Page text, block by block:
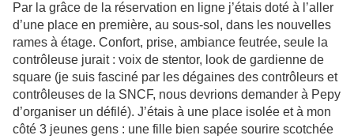
Par la grâce de la réservation en ligne j’étais doté à l’aller
d’une place en première, au sous-sol, dans les nouvelles
rames à étage. Confort, prise, ambiance feutrée, seule la
contrôleuse jurait : voix de stentor, look de gardienne de
square (je suis fasciné par les dégaines des contrôleurs et
contrôleuses de la SNCF, nous devrions demander à Pepy
d’organiser un défilé). J’étais à une place isolée et à mon
côté 3 jeunes gens : une fille bien sapée sourire scotchée